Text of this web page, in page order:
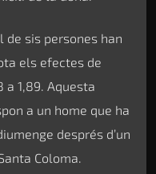
de sis persones han
els efectes de
a 1,89. Aquesta
a un home que ha
després d’un
Coloma.